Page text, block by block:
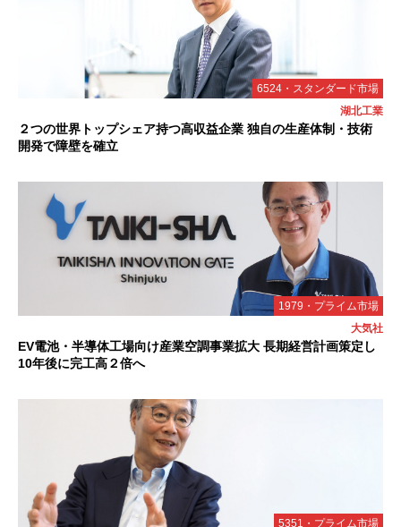
6524・スタンダード市場
湖北工業
２つの世界トップシェア持つ高収益企業 独自の生産体制・技術
開発で障壁を確立
1979・プライム市場
大気社
EV電池・半導体工場向け産業空調事業拡大 長期経営計画策定し
10年後に完工高２倍へ
5351・プライム市場